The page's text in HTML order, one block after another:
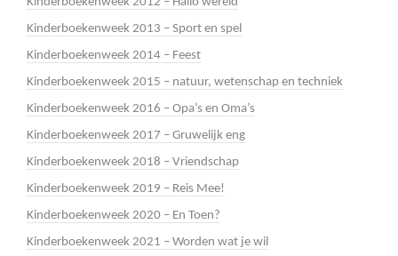
Kinderboekenweek 2013 – Sport en spel
Kinderboekenweek 2014 – Feest
Kinderboekenweek 2015 – natuur, wetenschap en techniek
Kinderboekenweek 2016 – Opa’s en Oma’s
Kinderboekenweek 2017 – Gruwelijk eng
Kinderboekenweek 2018 – Vriendschap
Kinderboekenweek 2019 – Reis Mee!
Kinderboekenweek 2020 – En Toen?
Kinderboekenweek 2021 – Worden wat je wil